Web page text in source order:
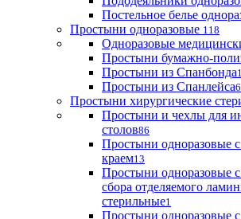
Постельное белье
Простыни одноразовые 118
Одноразовые
Простыни бумажно-
Простыни из Спанбонда
Простыни из Спанлейса6
Простыни хирургические
Простыни и чехлы для
столов86
Простыни одноразовые
краем13
Простыни одноразовые
сбора отделяемого
стерильные1
Простыни одноразовые